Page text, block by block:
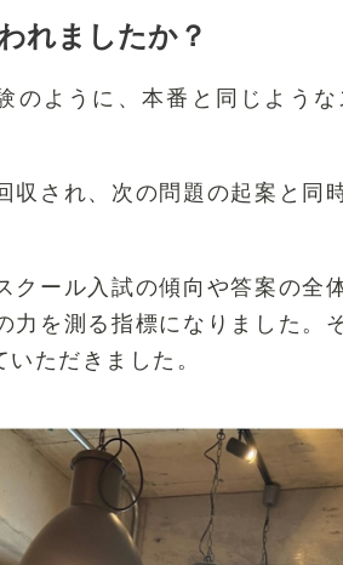
れましたか？
のように、本番と同じよう
収され、次の問題の起案と同
クール入試の傾向や答案の全
力を測る指標になりました。
ただきました。